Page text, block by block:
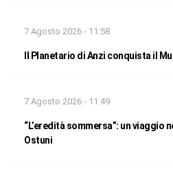
7 Agosto 2026 - 11:58
Il Planetario di Anzi conquista il
7 Agosto 2026 - 11:49
“L’eredità sommersa”: un viaggio
Ostuni